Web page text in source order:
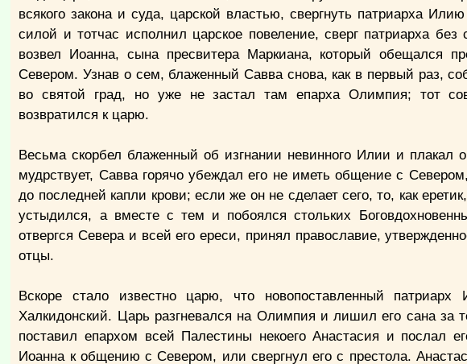
всякого закона и суда, царской властью, свергнуть патриарха
силой и тотчас исполнил царское повеление, сверг патриарха
возвел Иоанна, сына пресвитера Маркиана, который обещался
Севером. Узнав о сем, блаженный Савва снова, как в первый раз,
во святой град, но уже не застал там епарха Олимпия; тот
возвратился к царю.
Весьма скорбел блаженный об изгнании невинного Илии и плакал
мудрствует, Савва горячо убеждал его не иметь общение с
до последней капли крови; если же он не сделает сего, то, как
устыдился, а вместе с тем и побоялся стольких
отвергся Севера и всей его ереси, принял православие,
отцы.
Вскоре стало известно царю, что новопоставленный
Халкидонский. Царь разгневался на Олимпия и лишил его сана за
поставил епархом всей Палестины некоего Анастасия и послал
Иоанна к общению с Севером, или свергнул его с престола.